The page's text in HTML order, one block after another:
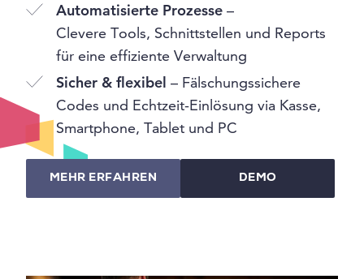
Automatisierte Prozesse –
Clevere Tools, Schnittstellen und Reports
für eine effiziente Verwaltung
Sicher & flexibel – Fälschungssichere
Codes und Echtzeit-Einlösung via Kasse,
Smartphone, Tablet und PC
MEHR ERFAHREN DEMO